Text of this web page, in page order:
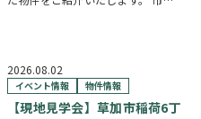
https://www.century21soka.com/st/
2026.08.02
イベント情報 物件情報
【現地見学会】草加市稲荷6丁